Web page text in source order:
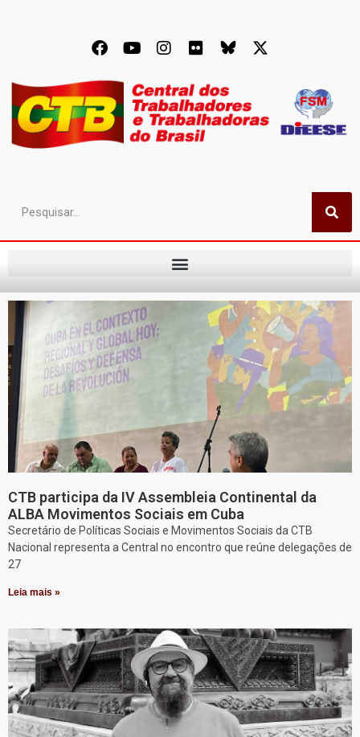
CTB participa da IV Assembleia Continental da
ALBA Movimentos Sociais em Cuba
Secretário de Políticas Sociais e Movimentos Sociais da CTB
Nacional representa a Central no encontro que reúne delegações de
27
Leia mais »